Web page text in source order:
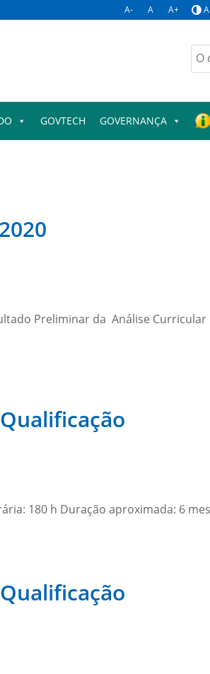
A- A A+
GOVTECH GOVERNANÇA
Preliminar da Análise
180 h Duração aproximada: 6